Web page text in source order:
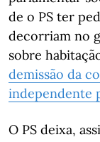
de o PS ter
decorriam no
sobre
demissão da
independente
O PS deixa,